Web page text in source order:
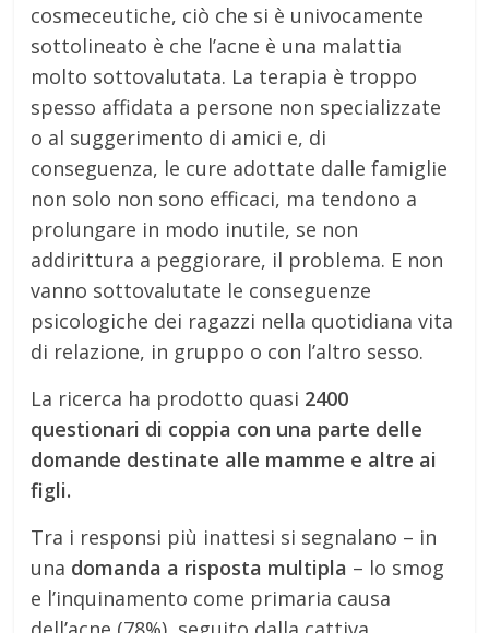
cosmeceutiche, ciò che si è univocamente
sottolineato è che l’acne è una malattia
molto sottovalutata. La terapia è troppo
spesso affidata a persone non specializzate
o al suggerimento di amici e, di
conseguenza, le cure adottate dalle famiglie
non solo non sono efficaci, ma tendono a
prolungare in modo inutile, se non
addirittura a peggiorare, il problema. E non
vanno sottovalutate le conseguenze
psicologiche dei ragazzi nella quotidiana vita
di relazione, in gruppo o con l’altro sesso.
La ricerca ha prodotto quasi 2400
questionari di coppia con una parte delle
domande destinate alle mamme e altre ai
figli.
Tra i responsi più inattesi si segnalano – in
una domanda a risposta multipla – lo smog
e l’inquinamento come primaria causa